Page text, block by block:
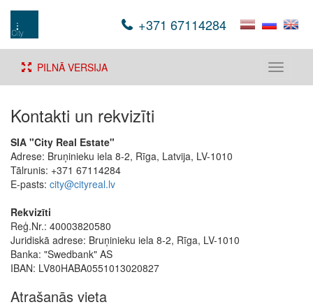
+371 67114284
Toggle
PILNĀ VERSIJA
Kontakti un rekvizīti
SIA "City Real Estate"
Adrese: Bruņinieku iela 8-2, Rīga, Latvija, LV-1010
Tālrunis: +371 67114284
E-pasts: city@cityreal.lv
Rekvizīti
Reģ.Nr.: 40003820580
Juridiskā adrese: Bruņinieku iela 8-2, Rīga, LV-1010
Banka: "Swedbank" AS
IBAN: LV80HABA0551013020827
Atrašanās vieta